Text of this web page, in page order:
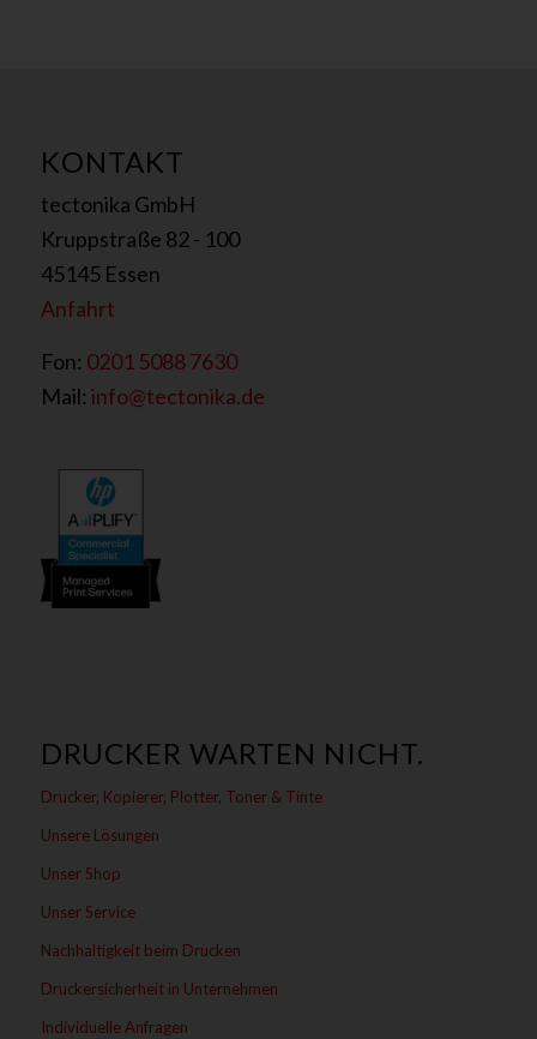
e
r
s
t
ä
n
d
i
KONTAKT
tectonika GmbH
Kruppstraße 82 - 100
45145 Essen
Anfahrt
Fon: 0201 5088 7630
Mail: info@tectonika.de
DRUCKER WARTEN NICHT.
Drucker, Kopierer, Plotter, Toner & Tinte
Unsere Lösungen
Unser Shop
Unser Service
Nachhaltigkeit beim Drucken
Druckersicherheit in Unternehmen
Individuelle Anfragen